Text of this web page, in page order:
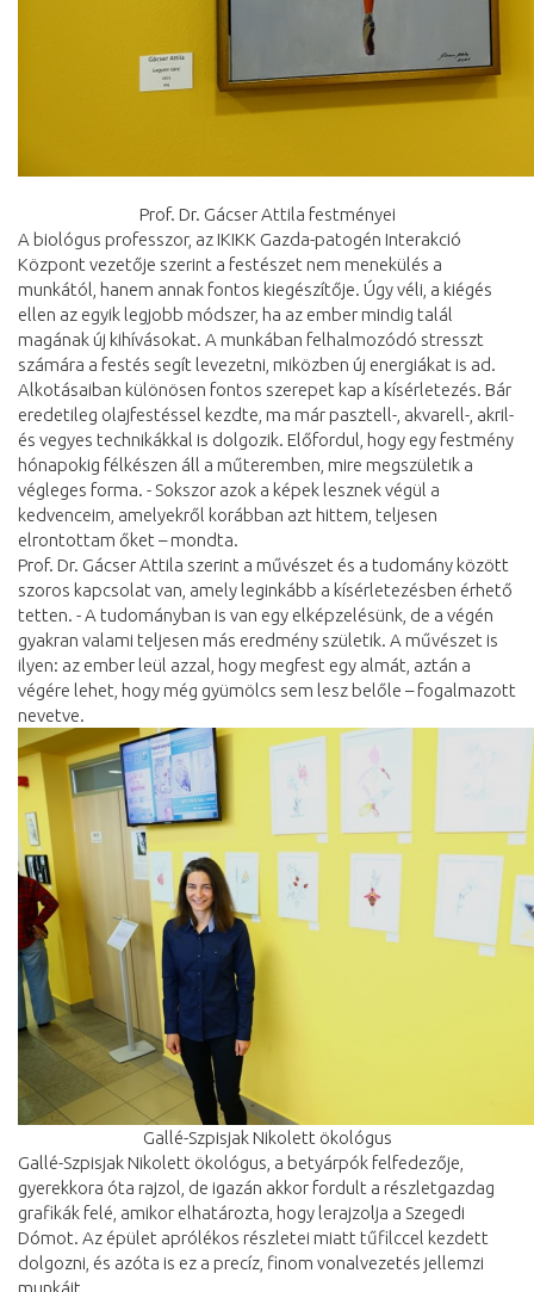
Prof. Dr. Gácser Attila festményei
A biológus professzor, az IKIKK Gazda-patogén Interakció
Központ vezetője szerint a festészet nem menekülés a
munkától, hanem annak fontos kiegészítője. Úgy véli, a kiégés
ellen az egyik legjobb módszer, ha az ember mindig talál
magának új kihívásokat. A munkában felhalmozódó stresszt
számára a festés segít levezetni, miközben új energiákat is ad.
Alkotásaiban különösen fontos szerepet kap a kísérletezés. Bár
eredetileg olajfestéssel kezdte, ma már pasztell-, akvarell-, akril-
és vegyes technikákkal is dolgozik. Előfordul, hogy egy festmény
hónapokig félkészen áll a műteremben, mire megszületik a
végleges forma. - Sokszor azok a képek lesznek végül a
kedvenceim, amelyekről korábban azt hittem, teljesen
elrontottam őket – mondta.
Prof. Dr. Gácser Attila szerint a művészet és a tudomány között
szoros kapcsolat van, amely leginkább a kísérletezésben érhető
tetten. - A tudományban is van egy elképzelésünk, de a végén
gyakran valami teljesen más eredmény születik. A művészet is
ilyen: az ember leül azzal, hogy megfest egy almát, aztán a
végére lehet, hogy még gyümölcs sem lesz belőle – fogalmazott
nevetve.
Gallé-Szpisjak Nikolett ökológus
Gallé-Szpisjak Nikolett ökológus, a betyárpók felfedezője,
gyerekkora óta rajzol, de igazán akkor fordult a részletgazdag
grafikák felé, amikor elhatározta, hogy lerajzolja a Szegedi
Dómot. Az épület aprólékos részletei miatt tűfilccel kezdett
dolgozni, és azóta is ez a precíz, finom vonalvezetés jellemzi
munkáit.